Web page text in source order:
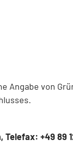
Angabe von
+49 89